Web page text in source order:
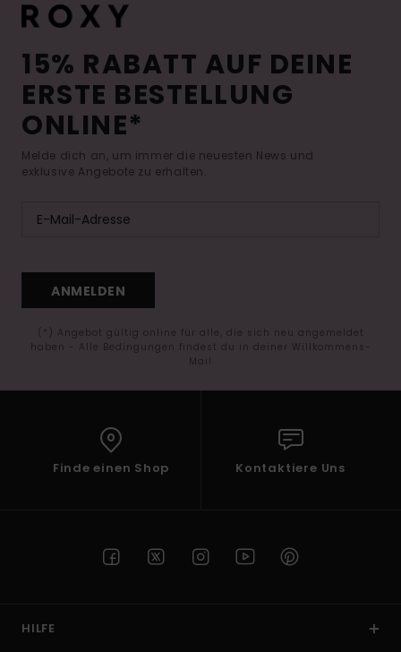
15% RABATT AUF DEINE
ERSTE BESTELLUNG
ONLINE*
Melde dich an, um immer die neuesten News und
exklusive Angebote zu erhalten.
ANMELDEN
(*) Angebot gültig online für alle, die sich neu angemeldet
haben - Alle Bedingungen findest du in deiner Willkommens-
Mail
Finde einen Shop Kontaktiere Uns
HILFE